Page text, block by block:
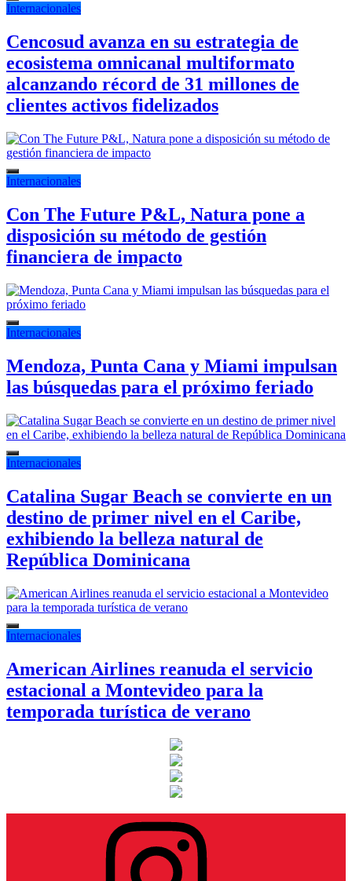
Internacionales
Cencosud avanza en su estrategia de
ecosistema omnicanal multiformato
alcanzando récord de 31 millones de
clientes activos fidelizados
Internacionales
Con The Future P&L, Natura pone a
disposición su método de gestión
financiera de impacto
Internacionales
Mendoza, Punta Cana y Miami impulsan
las búsquedas para el próximo feriado
Internacionales
Catalina Sugar Beach se convierte en un
destino de primer nivel en el Caribe,
exhibiendo la belleza natural de
República Dominicana
Internacionales
American Airlines reanuda el servicio
estacional a Montevideo para la
temporada turística de verano